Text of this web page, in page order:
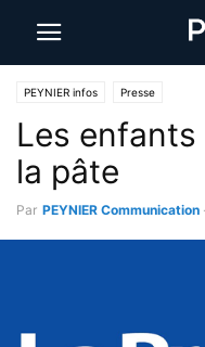
PEYNIER infos Presse
Les
la pâte
Par PEYNIER Communication